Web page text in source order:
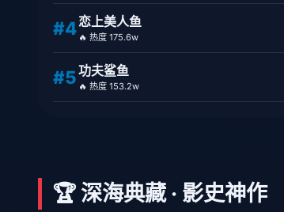
#4恋上美人鱼
🔥 热度 175.6w
#5功夫鲨鱼
🔥 热度 153.2w
🏆 深海典藏 · 影史神作